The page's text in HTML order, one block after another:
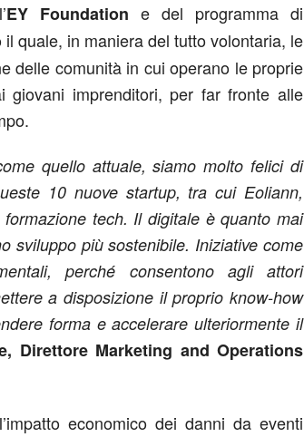
EY Foundation e del programma di
il quale, in maniera del tutto volontaria, le
delle comunità in cui operano le proprie
imprenditori, per far fronte alle
quello attuale, siamo molto felici di
10 nuove startup, tra cui Eoliann,
tech. Il digitale è quanto mai
sviluppo più sostenibile. Iniziative come
perché consentono agli attori
a disposizione il proprio know-how
forma e accelerare ulteriormente il
Direttore Marketing and Operations
economico dei danni da eventi